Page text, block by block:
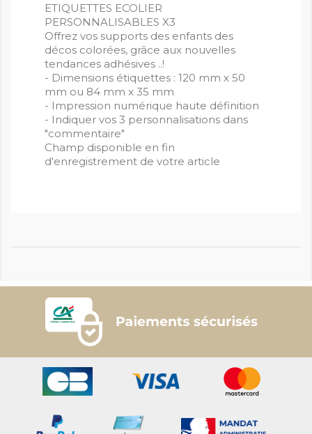
ETIQUETTES ECOLIER
PERSONNALISABLES X3
Offrez vos supports des enfants des
décos colorées, grâce aux nouvelles
tendances adhésives ..!
- Dimensions étiquettes : 120 mm x 50
mm ou 84 mm x 35 mm
- Impression numérique haute définition
- Indiquer vos 3 personnalisations dans
"commentaire"
Champ disponible en fin
d'enregistrement de votre article